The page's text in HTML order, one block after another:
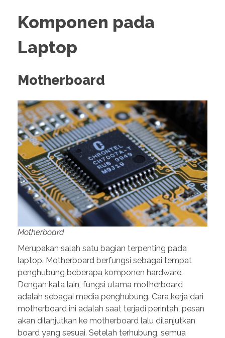
Komponen pada
Laptop
Motherboard
Motherboard
Merupakan salah satu bagian terpenting pada
laptop. Motherboard berfungsi sebagai tempat
penghubung beberapa komponen hardware.
Dengan kata lain, fungsi utama motherboard
adalah sebagai media penghubung. Cara kerja dari
motherboard ini adalah saat terjadi perintah, pesan
akan dilanjutkan ke motherboard lalu dilanjutkan
board yang sesuai. Setelah terhubung, semua